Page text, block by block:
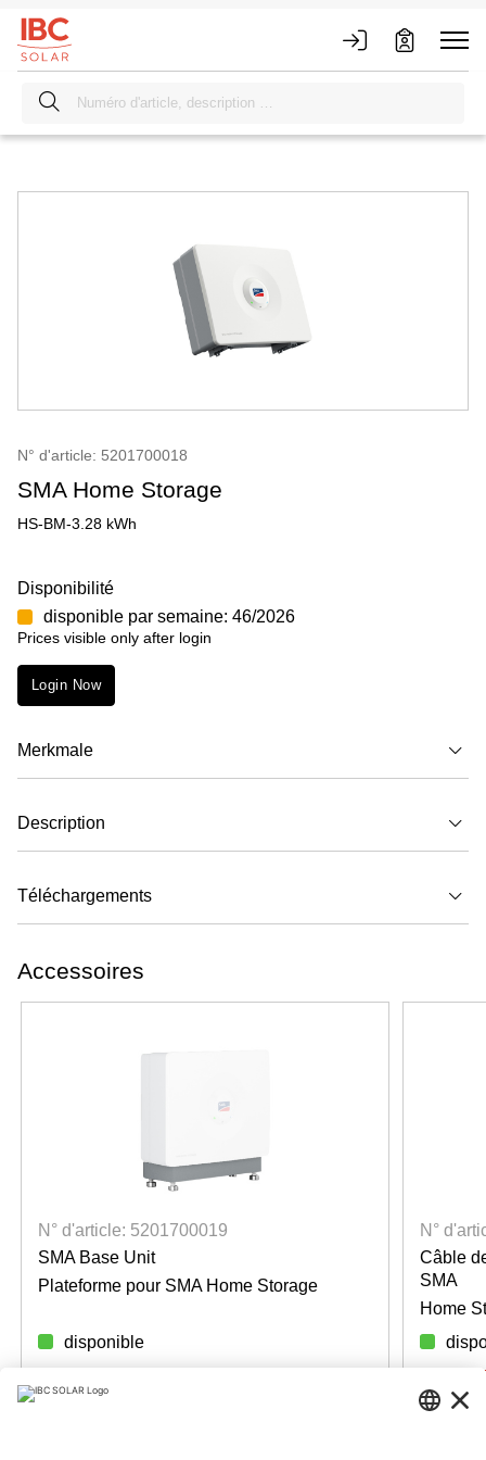
N° d'article: 5201700018
SMA Home Storage
HS-BM-3.28 kWh
Disponibilité
disponible par semaine: 46/2026
Prices visible only after login
Login Now
Merkmale
Description
Téléchargements
Accessoires
N° d'article: 5201700019
SMA Base Unit
Plateforme pour SMA Home Storage
disponible
Login for prices
N°
Câble
SMA
Home
Login